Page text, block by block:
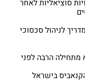
סוציאליות לאחר
לניהול סכסוכי
הרבה לפני
בישראל